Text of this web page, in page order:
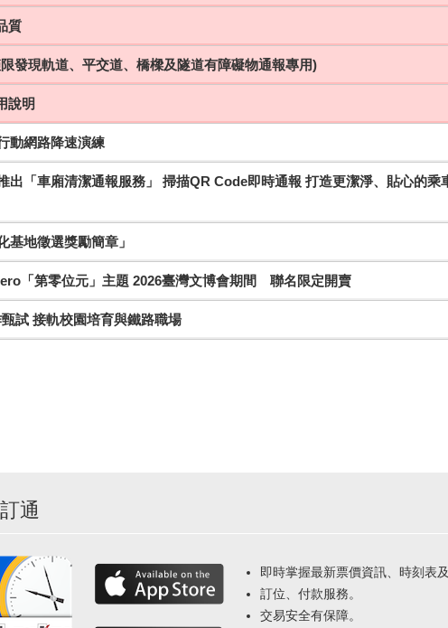
質
發現軌道、平交道、橋樑及隧道有障礙物通報專用)
說明
動網路降速演練
出「車廂清潔通報服務」 掃描QR Code即時通報 打造更潔淨、貼心的乘
基地徵選獎勵簡章」
「第零位元」主題 2026臺灣文博會期間 聯名限定開賣
試 接軌校園培育與鐵路職場
通
即時掌握最新票價資訊、時刻表
訂位、付款服務。
交易安全有保障。